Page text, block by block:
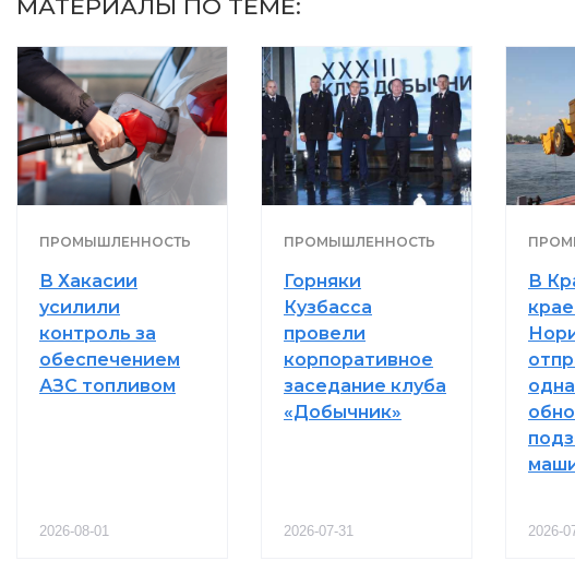
МАТЕРИАЛЫ ПО ТЕМЕ:
ПРОМЫШЛЕННОСТЬ
В Хакасии
усилили
контроль за
обеспечением
АЗС топливом
2026-08-01
ПРОМЫШЛЕННОСТЬ
Горняки
Кузбасса
провели
корпоративное
заседание клуба
«Добычник»
2026-07-31
В
одна
2026-